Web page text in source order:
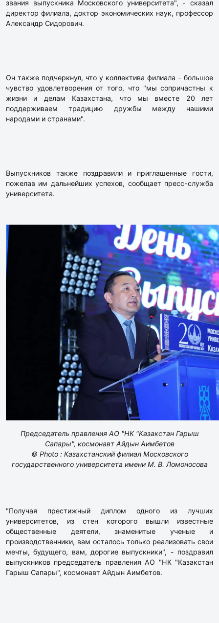
звания выпускника Московского университета", - сказал
директор филиала, доктор экономических наук, профессор
Александр Сидорович.
Он также подчеркнул, что у коллектива филиала - большое
чувство удовлетворения от того, что "мы сопричастны к
жизни и делам Казахстана, что мы вместе 20 лет
поддерживаем традицию дружбы между нашими
народами и странами".
Выпускников также поздравили и приглашенные гости,
пожелав им дальнейших успехов, сообщает пресс-служба
университета.
Председатель правления АО "НК "Казакстан Гарыш
Сапары", космонавт Айдын Аимбетов
© Photo : Казахстанский филиал Московского
государственного университета имени М. В. Ломоносова
"Получая престижный диплом одного из лучших
университетов, из стен которого вышли известные
общественные деятели, знаменитые ученые и
производственники, вам осталось только реализовать свои
мечты, будущего, вам, дорогие выпускники", - поздравил
выпускников председатель правления АО "НК "Казакстан
Гарыш Сапары", космонавт Айдын Аимбетов.